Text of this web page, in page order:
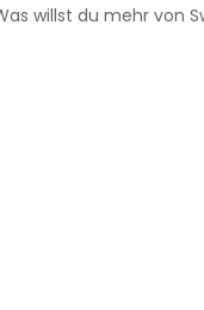
willst du mehr von